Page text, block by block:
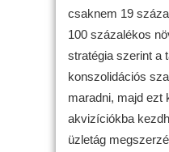
csaknem 19
100 százalékos
stratégia szerint a
konszolidációs
maradni, majd ezt
akvizíciókba
üzletág